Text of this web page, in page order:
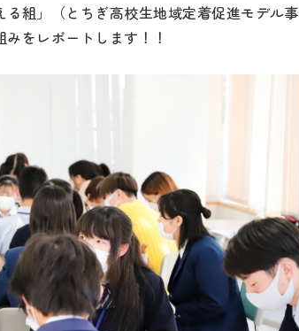
組」（とちぎ高校生地域定着促進モデル事
をレポートします！！